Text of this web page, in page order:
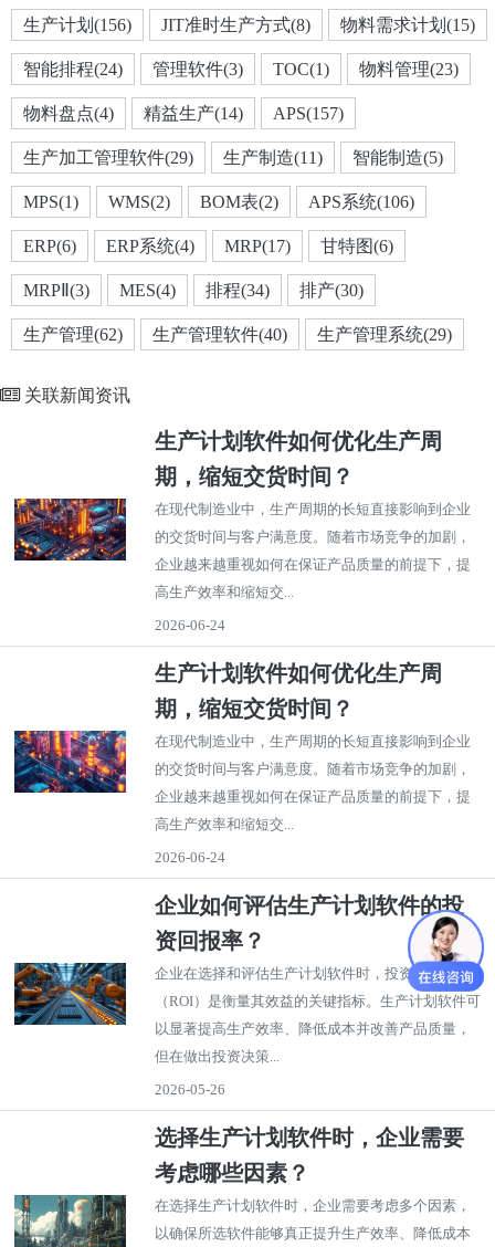
生产计划(156) JIT准时生产方式(8) 物料需求计划(15)
智能排程(24) 管理软件(3) TOC(1) 物料管理(23)
物料盘点(4) 精益生产(14) APS(157)
生产加工管理软件(29) 生产制造(11) 智能制造(5)
MPS(1) WMS(2) BOM表(2) APS系统(106)
ERP(6) ERP系统(4) MRP(17) 甘特图(6)
MRPⅡ(3) MES(4) 排程(34) 排产(30)
生产管理(62) 生产管理软件(40) 生产管理系统(29)
关联新闻资讯
生产计划软件如何优化生产周
期，缩短交货时间？
在现代制造业中，生产周期的长短直接影响到企业
的交货时间与客户满意度。随着市场竞争的加剧，
企业越来越重视如何在保证产品质量的前提下，提
高生产效率和缩短交...
2026-06-24
生产计划软件如何优化生产周
期，缩短交货时间？
在现代制造业中，生产周期的长短直接影响到企业
的交货时间与客户满意度。随着市场竞争的加剧，
企业越来越重视如何在保证产品质量的前提下，提
高生产效率和缩短交...
2026-06-24
企业如何评估生产计划软件的投
资回报率？
企业在选择和评估生产计划软件时，投资回报率
（ROI）是衡量其效益的关键指标。生产计划软件可
以显著提高生产效率、降低成本并改善产品质量，
但在做出投资决策...
2026-05-26
选择生产计划软件时，企业需要
考虑哪些因素？
在选择生产计划软件时，企业需要考虑多个因素，
以确保所选软件能够真正提升生产效率、降低成本